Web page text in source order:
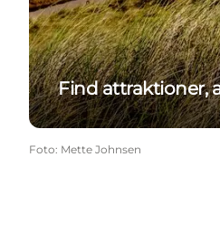
Find attraktioner,
Foto: Mette Johnsen